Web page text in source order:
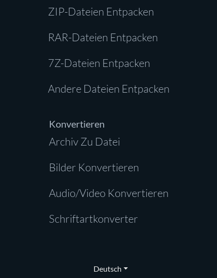
ZIP-Dateien Entpacken
RAR-Dateien Entpacken
7Z-Dateien Entpacken
Andere Dateien Entpacken
Konvertieren
Archiv Zu Datei
Bilder Konvertieren
Audio/Video Konvertieren
Schriftartkonverter
Deutsch